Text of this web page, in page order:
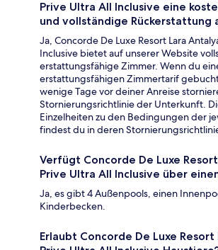
Prive Ultra All Inclusive eine
und vollständige Rückerstattung
Ja, Concorde De Luxe Resort Lara
Inclusive bietet auf unserer Website
erstattungsfähige Zimmer. Wenn du
erstattungsfähigen Zimmertarif
wenige Tage vor deiner Anreise
Stornierungsrichtlinie der Unterkunft.
Einzelheiten zu den Bedingungen der
findest du in deren
Verfügt Concorde De Luxe
Prive Ultra All Inclusive über
Ja, es gibt 4 Außenpools, einen
Kinderbecken.
Erlaubt Concorde De Luxe